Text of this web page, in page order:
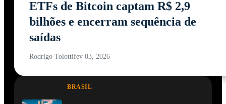
ETFs de Bitcoin captam R$ 2,9
bilhões e encerram sequência de
saídas
Rodrigo Tolottifev 03, 2026
BRASIL